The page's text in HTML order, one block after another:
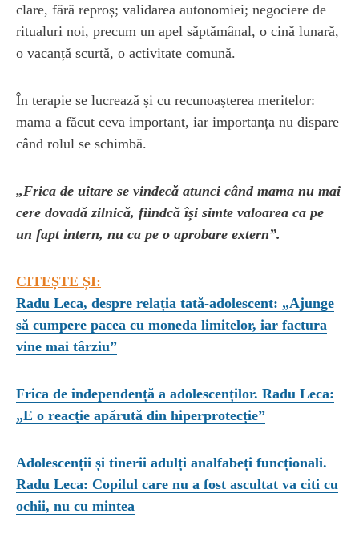
clare, fără reproș; validarea autonomiei; negociere de
ritualuri noi, precum un apel săptămânal, o cină lunară,
o vacanță scurtă, o activitate comună.
În terapie se lucrează și cu recunoașterea meritelor:
mama a făcut ceva important, iar importanța nu dispare
când rolul se schimbă.
„Frica de uitare se vindecă atunci când mama nu mai
cere dovadă zilnică, fiindcă își simte valoarea ca pe
un fapt intern, nu ca pe o aprobare extern”.
CITEȘTE ȘI:
Radu Leca, despre relația tată-adolescent: „Ajunge
să cumpere pacea cu moneda limitelor, iar factura
vine mai târziu”
Frica de independență a adolescenților. Radu Leca:
„E o reacție apărută din hiperprotecție”
Adolescenții și tinerii adulți analfabeți funcționali.
Radu Leca: Copilul care nu a fost ascultat va citi cu
ochii, nu cu mintea